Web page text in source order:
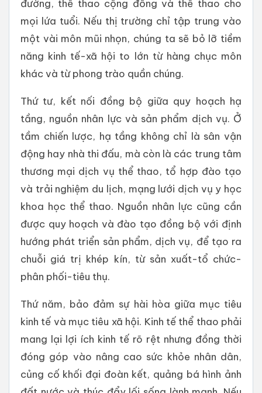
đường, thể thao cộng đồng và thể thao cho
mọi lứa tuổi. Nếu thị trường chỉ tập trung vào
một vài môn mũi nhọn, chúng ta sẽ bỏ lỡ tiềm
năng kinh tế-xã hội to lớn từ hàng chục môn
khác và từ phong trào quần chúng.
Thứ tư, kết nối đồng bộ giữa quy hoạch hạ
tầng, nguồn nhân lực và sản phẩm dịch vụ. Ở
tầm chiến lược, hạ tầng không chỉ là sân vận
động hay nhà thi đấu, mà còn là các trung tâm
thương mại dịch vụ thể thao, tổ hợp đào tạo
và trải nghiệm du lịch, mạng lưới dịch vụ y học
khoa học thể thao. Nguồn nhân lực cũng cần
được quy hoạch và đào tạo đồng bộ với định
hướng phát triển sản phẩm, dịch vụ, để tạo ra
chuỗi giá trị khép kín, từ sản xuất-tổ chức-
phân phối-tiêu thụ.
Thứ năm, bảo đảm sự hài hòa giữa mục tiêu
kinh tế và mục tiêu xã hội. Kinh tế thể thao phải
mang lại lợi ích kinh tế rõ rệt nhưng đồng thời
đóng góp vào nâng cao sức khỏe nhân dân,
củng cố khối đại đoàn kết, quảng bá hình ảnh